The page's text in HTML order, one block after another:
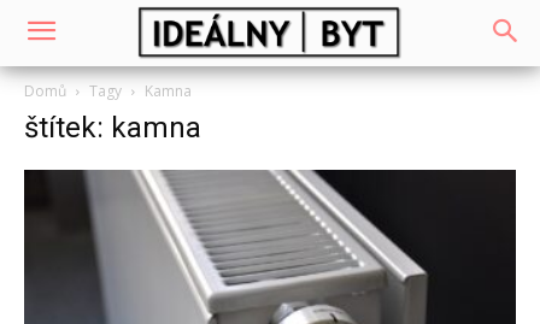
Domů Tagy Kamna
štítek: kamna